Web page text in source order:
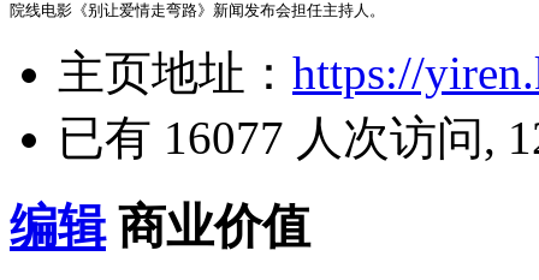
院线电影《别让爱情走弯路》新闻发布会担任主持人。
主页地址： https://
已有 16077 人次访问,
编辑 商业价值